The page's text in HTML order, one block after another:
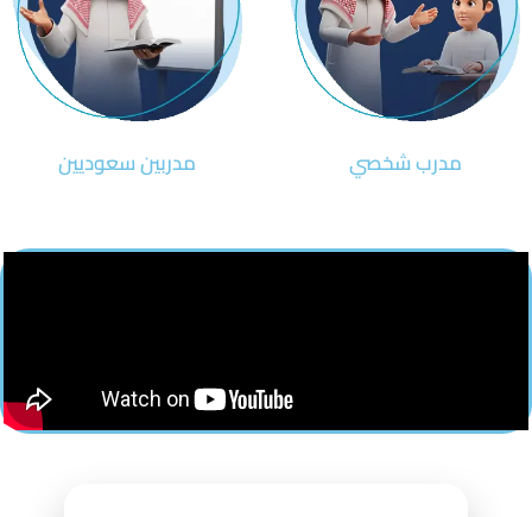
مدرب شخصي مدربين سعوديين